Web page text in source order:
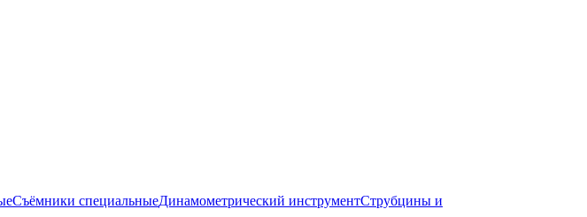
Съёмники специальныеДинамометрический инструментСтрубцины и